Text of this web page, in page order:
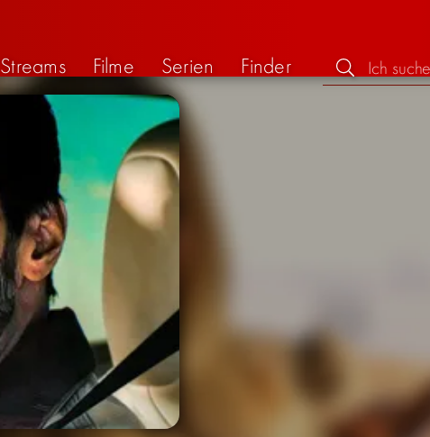
Streams Filme Serien Finder